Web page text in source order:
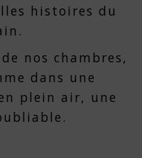
histoires du
nos chambres,
dans une
plein air, une